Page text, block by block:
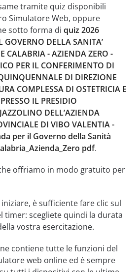
tramite quiz disponibili
Simulatore Web, oppure
sotto forma di quiz 2026
GOVERNO DELLA SANITA’
CALABRIA - AZIENDA ZERO -
PER IL CONFERIMENTO DI
DI DIREZIONE
COMPLESSA DI OSTETRICIA E
IL PRESIDIO
DELL’AZIENDA
DI VIBO VALENTIA -
per il Governo della Sanità
pdf.
offriamo in modo gratuito per
iniziare, è sufficiente fare clic sul
timer: scegliete quindi la durata
vostra esercitazione.
contiene tutte le funzioni del
web online ed è sempre